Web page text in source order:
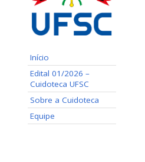
Início
Edital 01/2026 –
Cuidoteca UFSC
Sobre a Cuidoteca
Equipe